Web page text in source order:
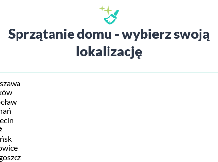
Sprzątanie domu - wybierz swoją
lokalizację